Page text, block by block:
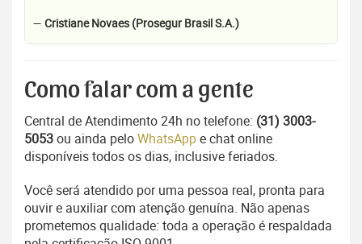
— Cristiane Novaes (Prosegur Brasil S.A.)
Como falar com a gente
Central de Atendimento 24h no telefone: (31) 3003-
5053ou ainda peloWhatsAppe chat online
disponíveis todos os dias, inclusive feriados.
Você será atendido por uma pessoa real, pronta para
ouvir e auxiliar com atenção genuína. Não apenas
prometemos qualidade: toda a operação é respaldada